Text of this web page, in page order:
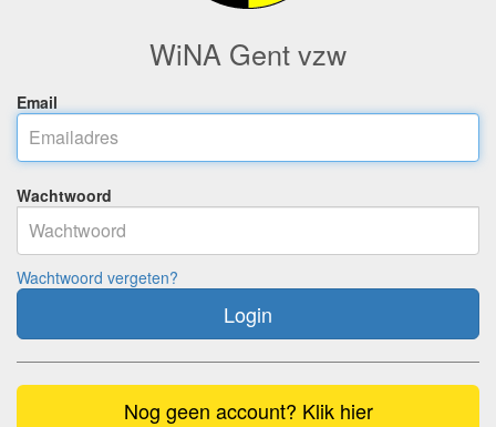
WiNA Gent vzw
Email
Wachtwoord
Wachtwoord vergeten?
Login
Nog geen account? Klik hier